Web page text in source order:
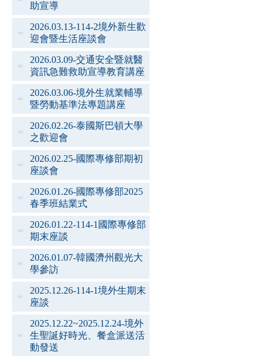
助宣導
2026.03.13-114-2境外新生歡
迎會暨生活座談會
2026.03.09-交通安全暨就醫
資訊急難救助宣導教育講座
2026.03.06-境外生就業輔導
暨勞動基準法專題講座
2026.02.26-泰國斯巴頓大學
之歡迎會
2026.02.25-國際專修部期初
座談會
2026.01.26-國際專修部2025
春季班結業式
2026.01.22-114-1國際專修部
期末座談
2026.01.07-韓國濟州觀光大
學參訪
2025.12.26-114-1境外生期末
座談
2025.12.22~2025.12.24-境外
生聖誕好時光、餐盒派送活
動發送